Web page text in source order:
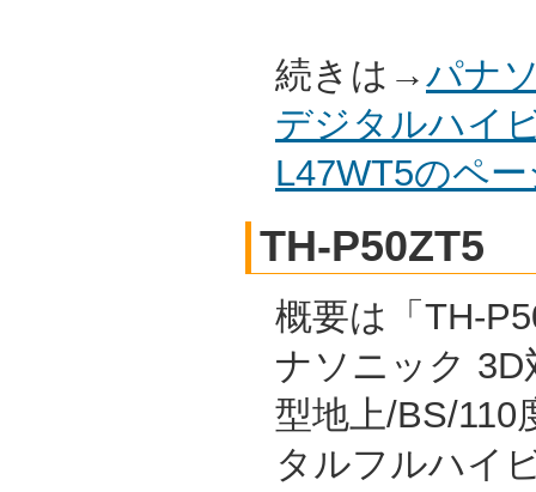
続きは→パナ
デジタルハイ
L47WT5のペ
TH-P50ZT5
概要は「TH-
ナソニック 3D
型地上/BS/110
タルフルハイ